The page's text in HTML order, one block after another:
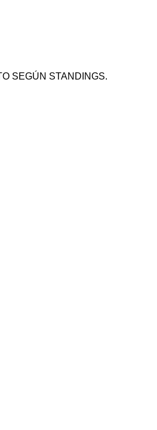
SEGÚN STANDINGS.